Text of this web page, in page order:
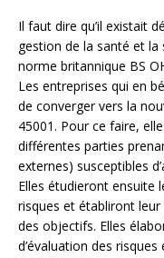
Il faut dire qu’il existait
gestion de la santé et la
norme britannique BS
Les entreprises qui en
de converger vers la
45001. Pour ce faire,
différentes parties
externes) susceptibles
Elles étudieront ensuite
risques et établiront
des objectifs. Elles
d’évaluation des